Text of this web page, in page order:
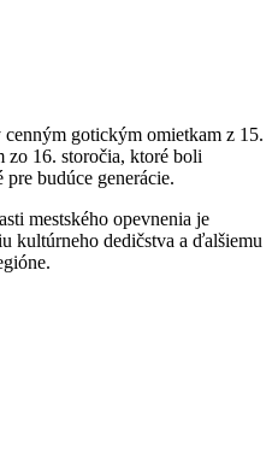
gotickým omietkam z 15.
zo 16. storočia, ktoré boli
budúce generácie.
mestského opevnenia je
kultúrneho dedičstva a ďalšiemu